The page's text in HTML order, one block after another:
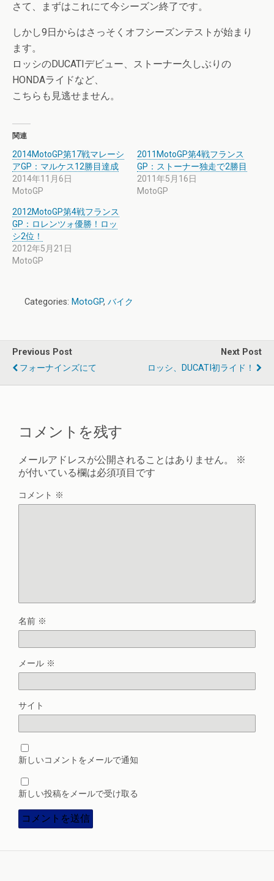
さて、まずはこれにて今シーズン終了です。
しかし9日からはさっそくオフシーズンテストが始まり
ます。
ロッシのDUCATIデビュー、ストーナー久しぶりの
HONDAライドなど、
こちらも見逃せません。
関連
2014MotoGP第17戦マレーシ
アGP：マルケス12勝目達成
2014年11月6日
MotoGP
2011MotoGP第4戦フランス
GP：ストーナー独走で2勝目
2011年5月16日
MotoGP
2012MotoGP第4戦フランス
GP：ロレンツォ優勝！ロッ
シ2位！
2012年5月21日
MotoGP
Categories: MotoGP, バイク
Previous Post
フォーナインズにて
Next Post
ロッシ、DUCATI初ライド！
コメントを残す
メールアドレスが公開されることはありません。
※
が付いている欄は必須項目です
コメント ※
名前 ※
メール ※
サイト
新しいコメントをメールで通知
新しい投稿をメールで受け取る